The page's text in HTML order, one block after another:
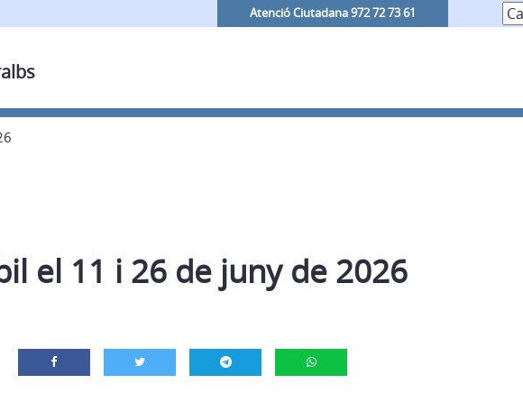
Atenció Ciutadana 972 72 73 61
el 11 i 26 de juny de 2026